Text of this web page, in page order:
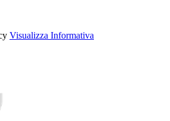
Visualizza Informativa